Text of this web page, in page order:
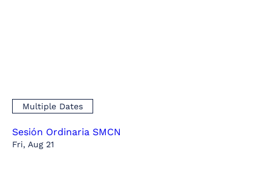
Multiple Dates
Sesión Ordinaria SMCN
Fri, Aug 21